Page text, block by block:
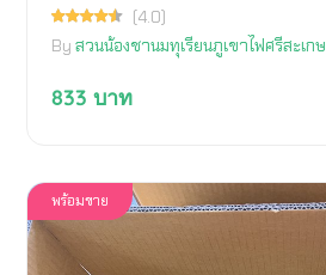
(4.0)
By สวนน้องชานมทุเรียนภูเขาไฟศรีสะเกษ
833 บาท
พร้อมขาย